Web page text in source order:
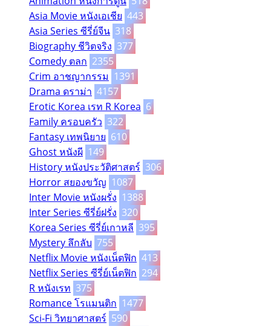
Asia Movie หนังเอเชีย 443
Asia Series ซีรี่ย์จีน 318
Biography ชีวิตจริง 377
Comedy ตลก 2355
Crim อาชญากรรม 1391
Drama ดราม่า 4157
Erotic Korea เรท R Korea 6
Family ครอบครัว 322
Fantasy เทพนิยาย 610
Ghost หนังผี 149
History หนังประวัติศาสตร์ 306
Horror สยองขวัญ 1087
Inter Movie หนังผรั่ง 1388
Inter Series ซีรี่ย์ฝรั่ง 320
Korea Series ซีรี่ย์เกาหลี 395
Mystery ลึกลับ 755
Netflix Movie หนังเน็ตฟิก 413
Netflix Series ซีรี่ย์เน็ตฟิก 294
R หนังเรท 375
Romance โรแมนติก 1477
Sci-Fi วิทยาศาสตร์ 590